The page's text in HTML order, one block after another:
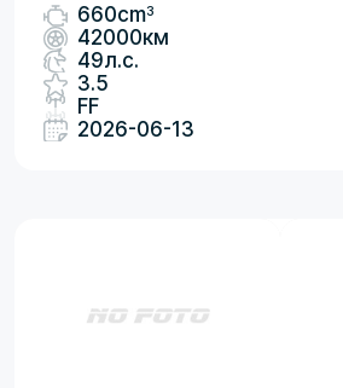
660cm3
42000км
49л.с.
3.5
FF
2026-06-13